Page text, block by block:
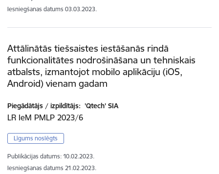
Iesniegšanas datums 03.03.2023.
Attālinātās tiešsaistes iestāšanās rindā
funkcionalitātes nodrošināšana un tehniskais
atbalsts, izmantojot mobilo aplikāciju (iOS,
Android) vienam gadam
Piegādātājs / izpildītājs: 'Qtech' SIA
LR IeM PMLP 2023/6
Līgums noslēgts
Publikācijas datums: 10.02.2023.
Iesniegšanas datums 21.02.2023.